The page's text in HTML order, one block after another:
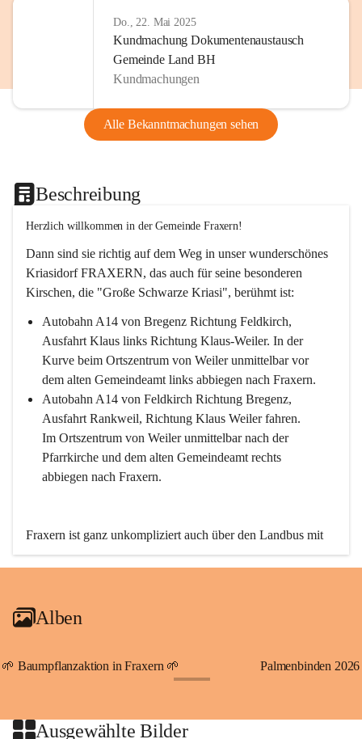
Do., 22. Mai 2025
Kundmachung Dokumentenaustausch
Gemeinde Land BH
Kundmachungen
Alle Bekanntmachungen sehen
Beschreibung
Herzlich willkommen in der Gemeinde Fraxern!
Dann sind sie richtig auf dem Weg in unser wunderschönes
Kriasidorf FRAXERN, das auch für seine besonderen
Kirschen, die "Große Schwarze Kriasi", berühmt ist:
Autobahn A14 von Bregenz Richtung Feldkirch,
Ausfahrt Klaus links Richtung Klaus-Weiler. In der
Kurve beim Ortszentrum von Weiler unmittelbar vor
dem alten Gemeindeamt links abbiegen nach Fraxern.
Autobahn A14 von Feldkirch Richtung Bregenz,
Ausfahrt Rankweil, Richtung Klaus Weiler fahren.
Im Ortszentrum von Weiler unmittelbar nach der
Pfarrkirche und dem alten Gemeindeamt rechts
abbiegen nach Fraxern.
Fraxern ist ganz unkompliziert auch über den Landbus mit
den öffentlichen Verkehrsmitteln zu erreichen. Die Linie
An Samstagen, Sonn- und Feiertagen können Sie bequem
persönlichen Linienbus zur gewünschten Zeit zu Ihrer
Haltestelle bestellen. Sowohl von Weiler kommend nach
beide Fahrten Weiler-Fraxern-Weiler.
Alben
🌱 Baumpflanzaktion in Fraxern 🌱 Palmenbinden 2026
Ausgewählte Bilder